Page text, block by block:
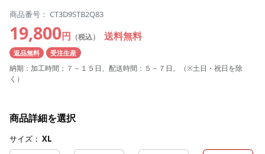
商品番号： CT3D9STB2Q83
19,800円 （税込） 送料無料
返品無料 受注生産
納期：加工時間：７－１５日、配送時間：５－７日。（※土日・祝日を除
く）
商品詳細を選択
サイズ： XL